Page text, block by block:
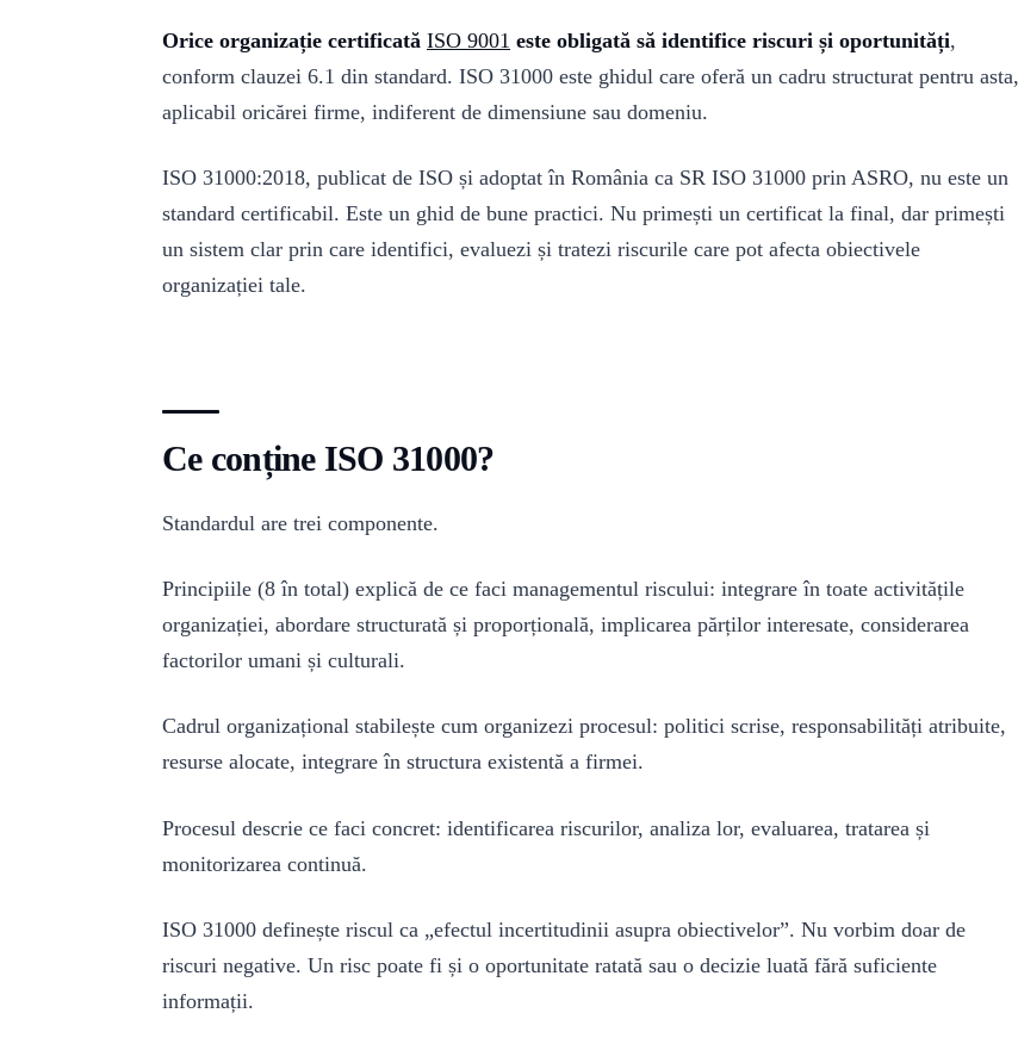
Orice organizație certificată ISO 9001 este obligată să identifice riscuri și oportunități,
conform clauzei 6.1 din standard. ISO 31000 este ghidul care oferă un cadru structurat pentru asta,
aplicabil oricărei firme, indiferent de dimensiune sau domeniu.
ISO 31000:2018, publicat de ISO și adoptat în România ca SR ISO 31000 prin ASRO, nu este un
standard certificabil. Este un ghid de bune practici. Nu primești un certificat la final, dar primești
un sistem clar prin care identifici, evaluezi și tratezi riscurile care pot afecta obiectivele
organizației tale.
Ce conține ISO 31000?
Standardul are trei componente.
Principiile (8 în total) explică de ce faci managementul riscului: integrare în toate activitățile
organizației, abordare structurată și proporțională, implicarea părților interesate, considerarea
factorilor umani și culturali.
Cadrul organizațional stabilește cum organizezi procesul: politici scrise, responsabilități atribuite,
resurse alocate, integrare în structura existentă a firmei.
Procesul descrie ce faci concret: identificarea riscurilor, analiza lor, evaluarea, tratarea și
monitorizarea continuă.
ISO 31000 definește riscul ca „efectul incertitudinii asupra obiectivelor”. Nu vorbim doar de
riscuri negative. Un risc poate fi și o oportunitate ratată sau o decizie luată fără suficiente
informații.